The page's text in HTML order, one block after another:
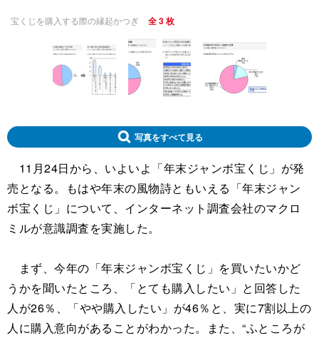
宝くじを購入する際の縁起かつぎ 全 3 枚
写真をすべて見る
11月24日から、いよいよ「年末ジャンボ宝くじ」が発
売となる。もはや年末の風物詩ともいえる「年末ジャン
ボ宝くじ」について、インターネット調査会社のマクロ
ミルが意識調査を実施した。
まず、今年の「年末ジャンボ宝くじ」を買いたいかど
うかを聞いたところ、「とても購入したい」と回答した
人が26％、「やや購入したい」が46％と、実に7割以上の
人に購入意向があることがわかった。また、“ふところが